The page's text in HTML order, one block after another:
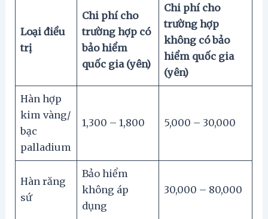
Loại điều
trị
Chi phí cho
trường hợp có
bảo hiểm
quốc gia (yên)
Chi phí cho
trường hợp
không có bảo
hiểm quốc gia
(yên)
Hàn hợp
kim vàng/
bạc
palladium
1,300 – 1,800 5,000 – 30,000
Hàn răng
sứ
Bảo hiểm
không áp
dụng
30,000 – 80,000